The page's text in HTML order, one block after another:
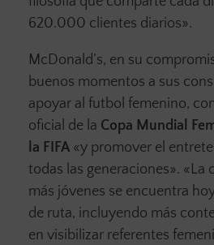
620.000 clientes diarios».
McDonald’s, en su
buenos momentos a sus
apoyar al futbol femenino,
oficial de la Copa Mundial
la FIFA «y promover el
todas las generaciones». «La
más jóvenes se encuentra
de ruta, incluyendo más
en visibilizar referentes